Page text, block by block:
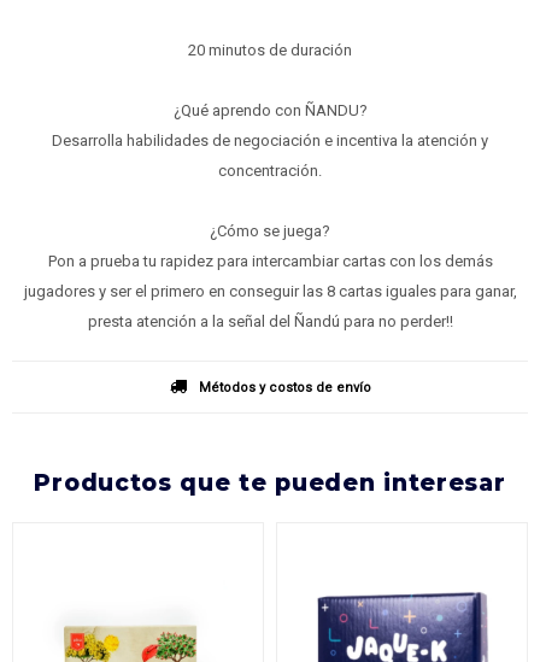
20 minutos de duración
¿Qué aprendo con ÑANDU?
Desarrolla habilidades de negociación e incentiva la atención y
concentración.
¿Cómo se juega?
Pon a prueba tu rapidez para intercambiar cartas con los demás
jugadores y ser el primero en conseguir las 8 cartas iguales para ganar,
presta atención a la señal del Ñandú para no perder!!
Métodos y costos de envío
productos que te pueden interesar